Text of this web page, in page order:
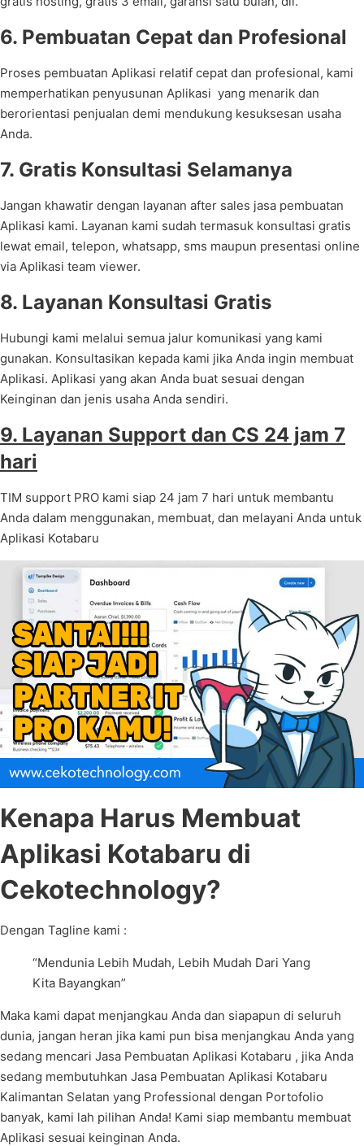
6. Pembuatan Cepat dan Profesional
Proses pembuatan Aplikasi relatif cepat dan profesional, kami
memperhatikan penyusunan Aplikasi yang menarik dan
berorientasi penjualan demi mendukung kesuksesan usaha
Anda.
7. Gratis Konsultasi Selamanya
Jangan khawatir dengan layanan after sales jasa pembuatan
Aplikasi kami. Layanan kami sudah termasuk konsultasi gratis
lewat email, telepon, whatsapp, sms maupun presentasi online
via Aplikasi team viewer.
8. Layanan Konsultasi Gratis
Hubungi kami melalui semua jalur komunikasi yang kami
gunakan. Konsultasikan kepada kami jika Anda ingin membuat
Aplikasi. Aplikasi yang akan Anda buat sesuai dengan
Keinginan dan jenis usaha Anda sendiri.
9. Layanan Support dan CS 24 jam 7
hari
TIM support PRO kami siap 24 jam 7 hari untuk membantu
Anda dalam menggunakan, membuat, dan melayani Anda untuk
Aplikasi Kotabaru
Kenapa Harus Membuat
Aplikasi Kotabaru di
Cekotechnology?
Dengan Tagline kami :
“Mendunia Lebih Mudah, Lebih Mudah Dari Yang
Kita Bayangkan”
Maka kami dapat menjangkau Anda dan siapapun di seluruh
dunia, jangan heran jika kami pun bisa menjangkau Anda yang
sedang mencari Jasa Pembuatan Aplikasi Kotabaru , jika Anda
sedang membutuhkan Jasa Pembuatan Aplikasi Kotabaru
Kalimantan Selatan yang Professional dengan Portofolio
banyak, kami lah pilihan Anda! Kami siap membantu membuat
Aplikasi sesuai keinginan Anda.